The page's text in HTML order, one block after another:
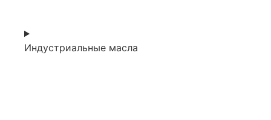
Индустриальные масла